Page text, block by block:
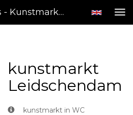
Hannie Rieuwerts - Kunstmarkt Leidschendam
kunstmarkt
Leidschendam
kunstmarkt in WC